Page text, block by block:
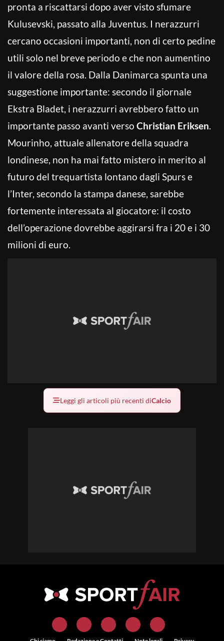
pronta a riscattarsi dopo aver visto sfumare
Kulusevski, passato alla Juventus. I nerazzurri
cercano occasioni importanti, non di certo pedine
utili solo nel breve periodo e che non aumentino
il valore della rosa. Dalla Danimarca spunta una
suggestione importante: secondo il giornale
Ekstra Bladet, i nerazzurri avrebbero fatto un
importante passo avanti verso Christian Eriksen.
Mourinho, attuale allenatore della squadra
londinese, non ha mai fatto mistero in merito al
futuro del trequartista lontano dagli Spurs e
l’Inter, secondo la stampa danese, sarebbe
fortemente interessata al giocatore: il costo
dell’operazione dovrebbe aggirarsi fra i 20 e i 30
milioni di euro.
Leggi gli articoli più recenti diCalcio